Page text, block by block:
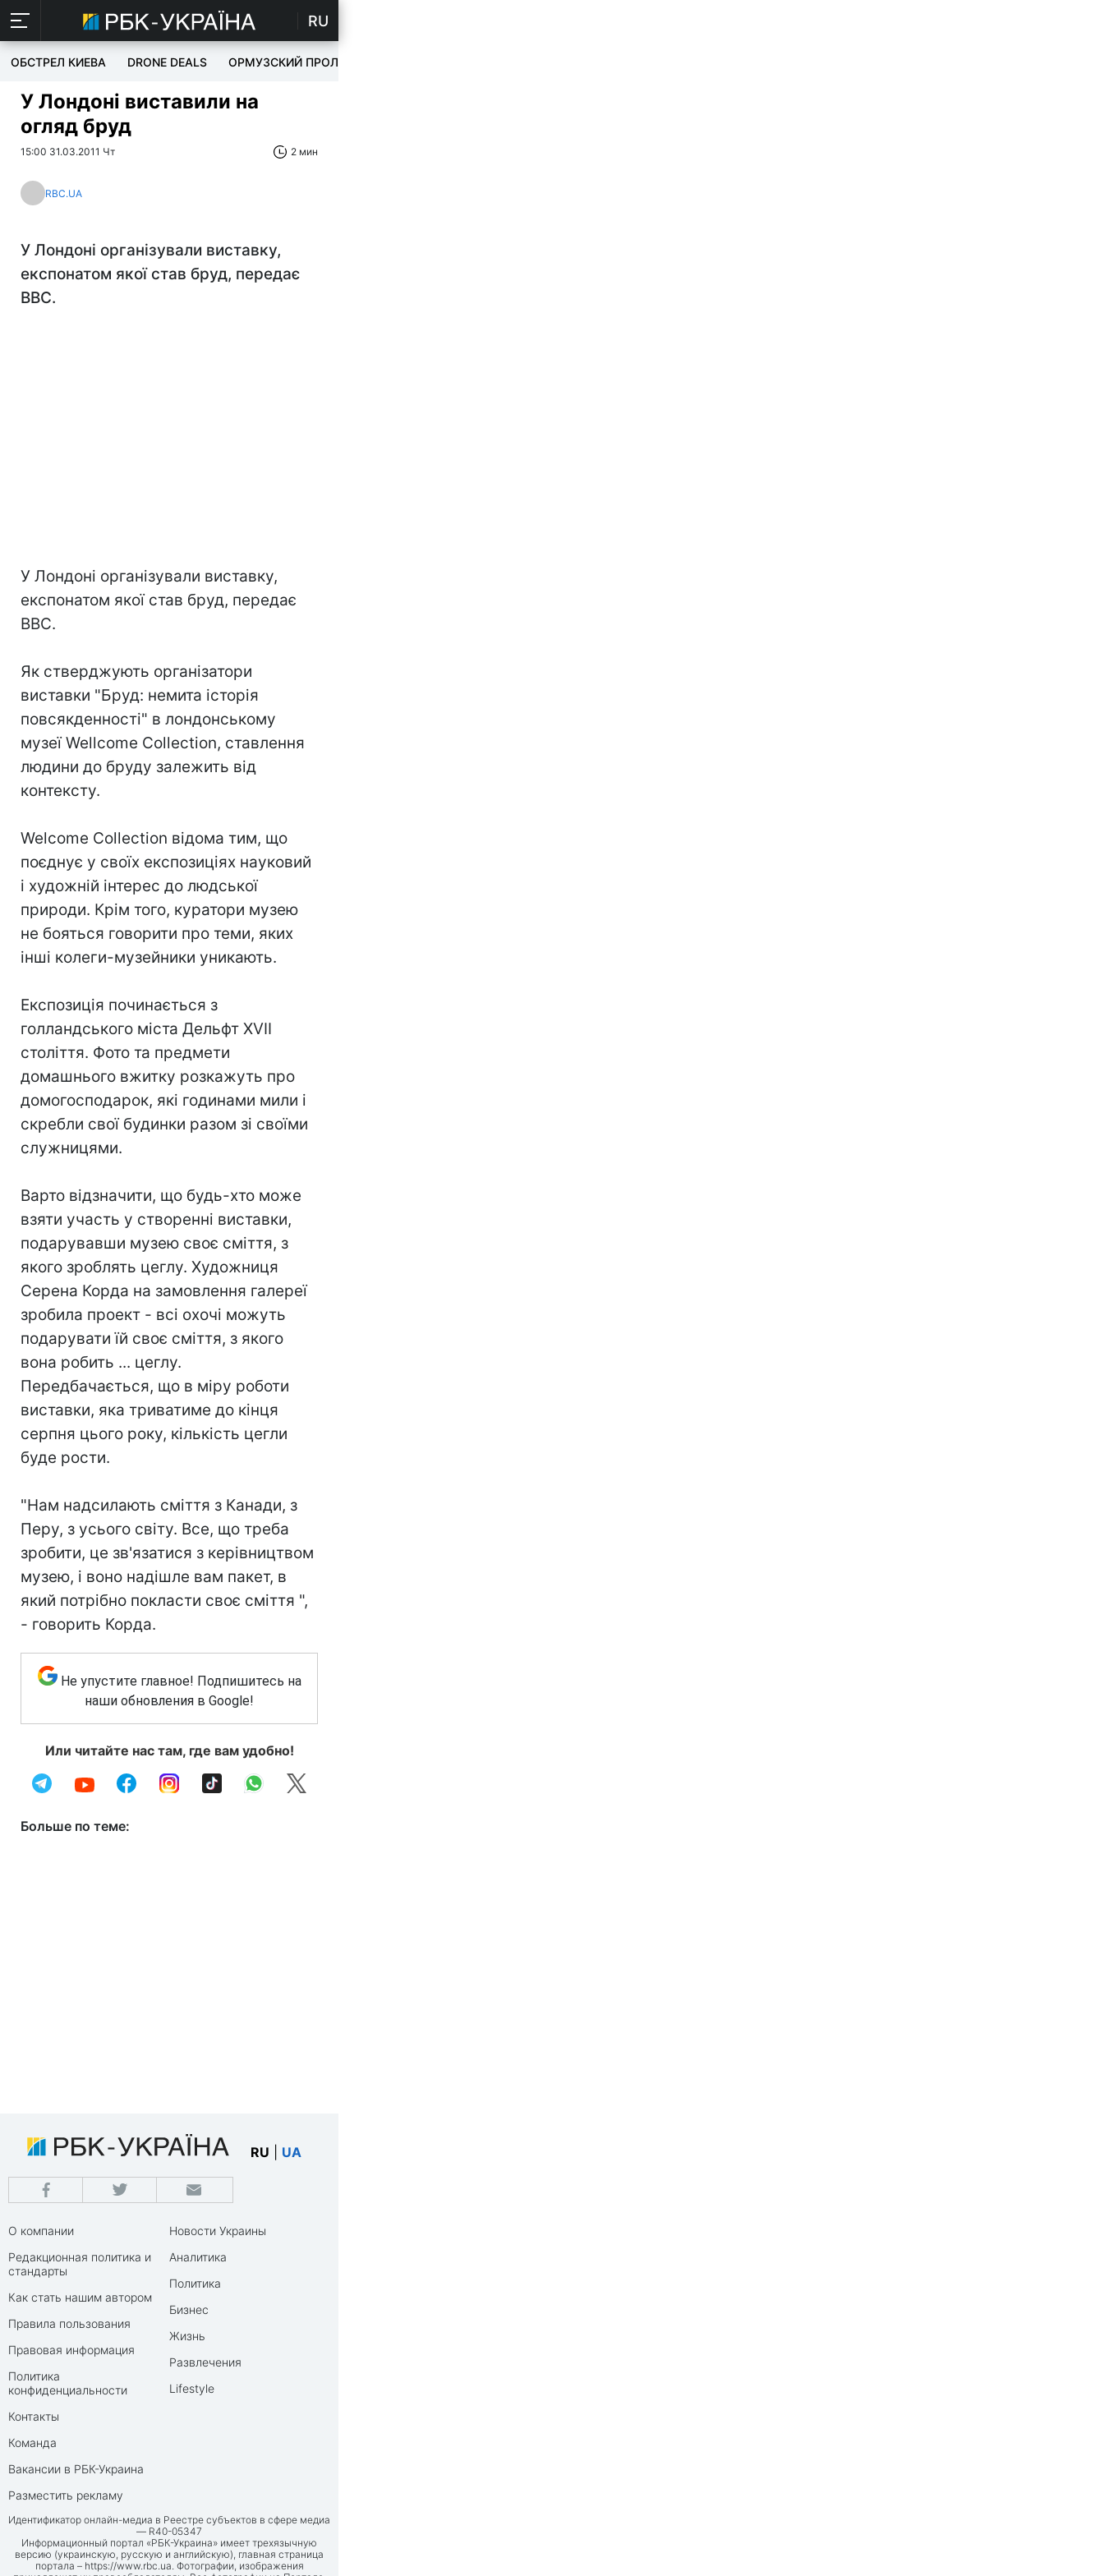
RU
ОБСТРЕЛ КИЕВА DRONE DEALS ОРМУЗСКИЙ ПРОЛИВ
У Лондоні виставили на
огляд бруд
15:00 31.03.2011 Чт 2 мин
RBC.UA
У Лондоні організували виставку,
експонатом якої став бруд, передає
ВВС.
У Лондоні організували виставку,
експонатом якої став бруд, передає
ВВС.
Як стверджують організатори
виставки "Бруд: немита історія
повсякденності" в лондонському
музеї Wellcome Collection, ставлення
людини до бруду залежить від
контексту.
Welcome Collection відома тим, що
поєднує у своїх експозиціях науковий
і художній інтерес до людської
природи. Крім того, куратори музею
не бояться говорити про теми, яких
інші колеги-музейники уникають.
Експозиція починається з
голландського міста Дельфт XVII
століття. Фото та предмети
домашнього вжитку розкажуть про
домогосподарок, які годинами мили і
скребли свої будинки разом зі своїми
служницями.
Варто відзначити, що будь-хто може
взяти участь у створенні виставки,
подарувавши музею своє сміття, з
якого зроблять цеглу. Художниця
Серена Корда на замовлення галереї
зробила проект - всі охочі можуть
подарувати їй своє сміття, з якого
вона робить ... цеглу.
Передбачається, що в міру роботи
виставки, яка триватиме до кінця
серпня цього року, кількість цегли
буде рости.
"Нам надсилають сміття з Канади, з
Перу, з усього світу. Все, що треба
зробити, це зв'язатися з керівництвом
музею, і воно надішле вам пакет, в
який потрібно покласти своє сміття ",
- говорить Корда.
Не упустите главное! Подпишитесь на
наши обновления в Google!
Или читайте нас там, где вам удобно!
Больше по теме:
RU UA
О компании
Редакционная политика и
стандарты
Как стать нашим автором
Правила пользования
Правовая информация
Политика
конфиденциальности
Контакты
Команда
Вакансии в РБК-Украина
Разместить рекламу
Новости Украины
Аналитика
Политика
Бизнес
Жизнь
Развлечения
Lifestyle
Идентификатор онлайн-медиа в Реестре субъектов в сфере медиа
— R40-05347
Информационный портал «РБК-Украина» имеет трехязычную
версию (украинскую, русскую и английскую), главная страница
портала – https://www.rbc.ua. Фотографии, изображения